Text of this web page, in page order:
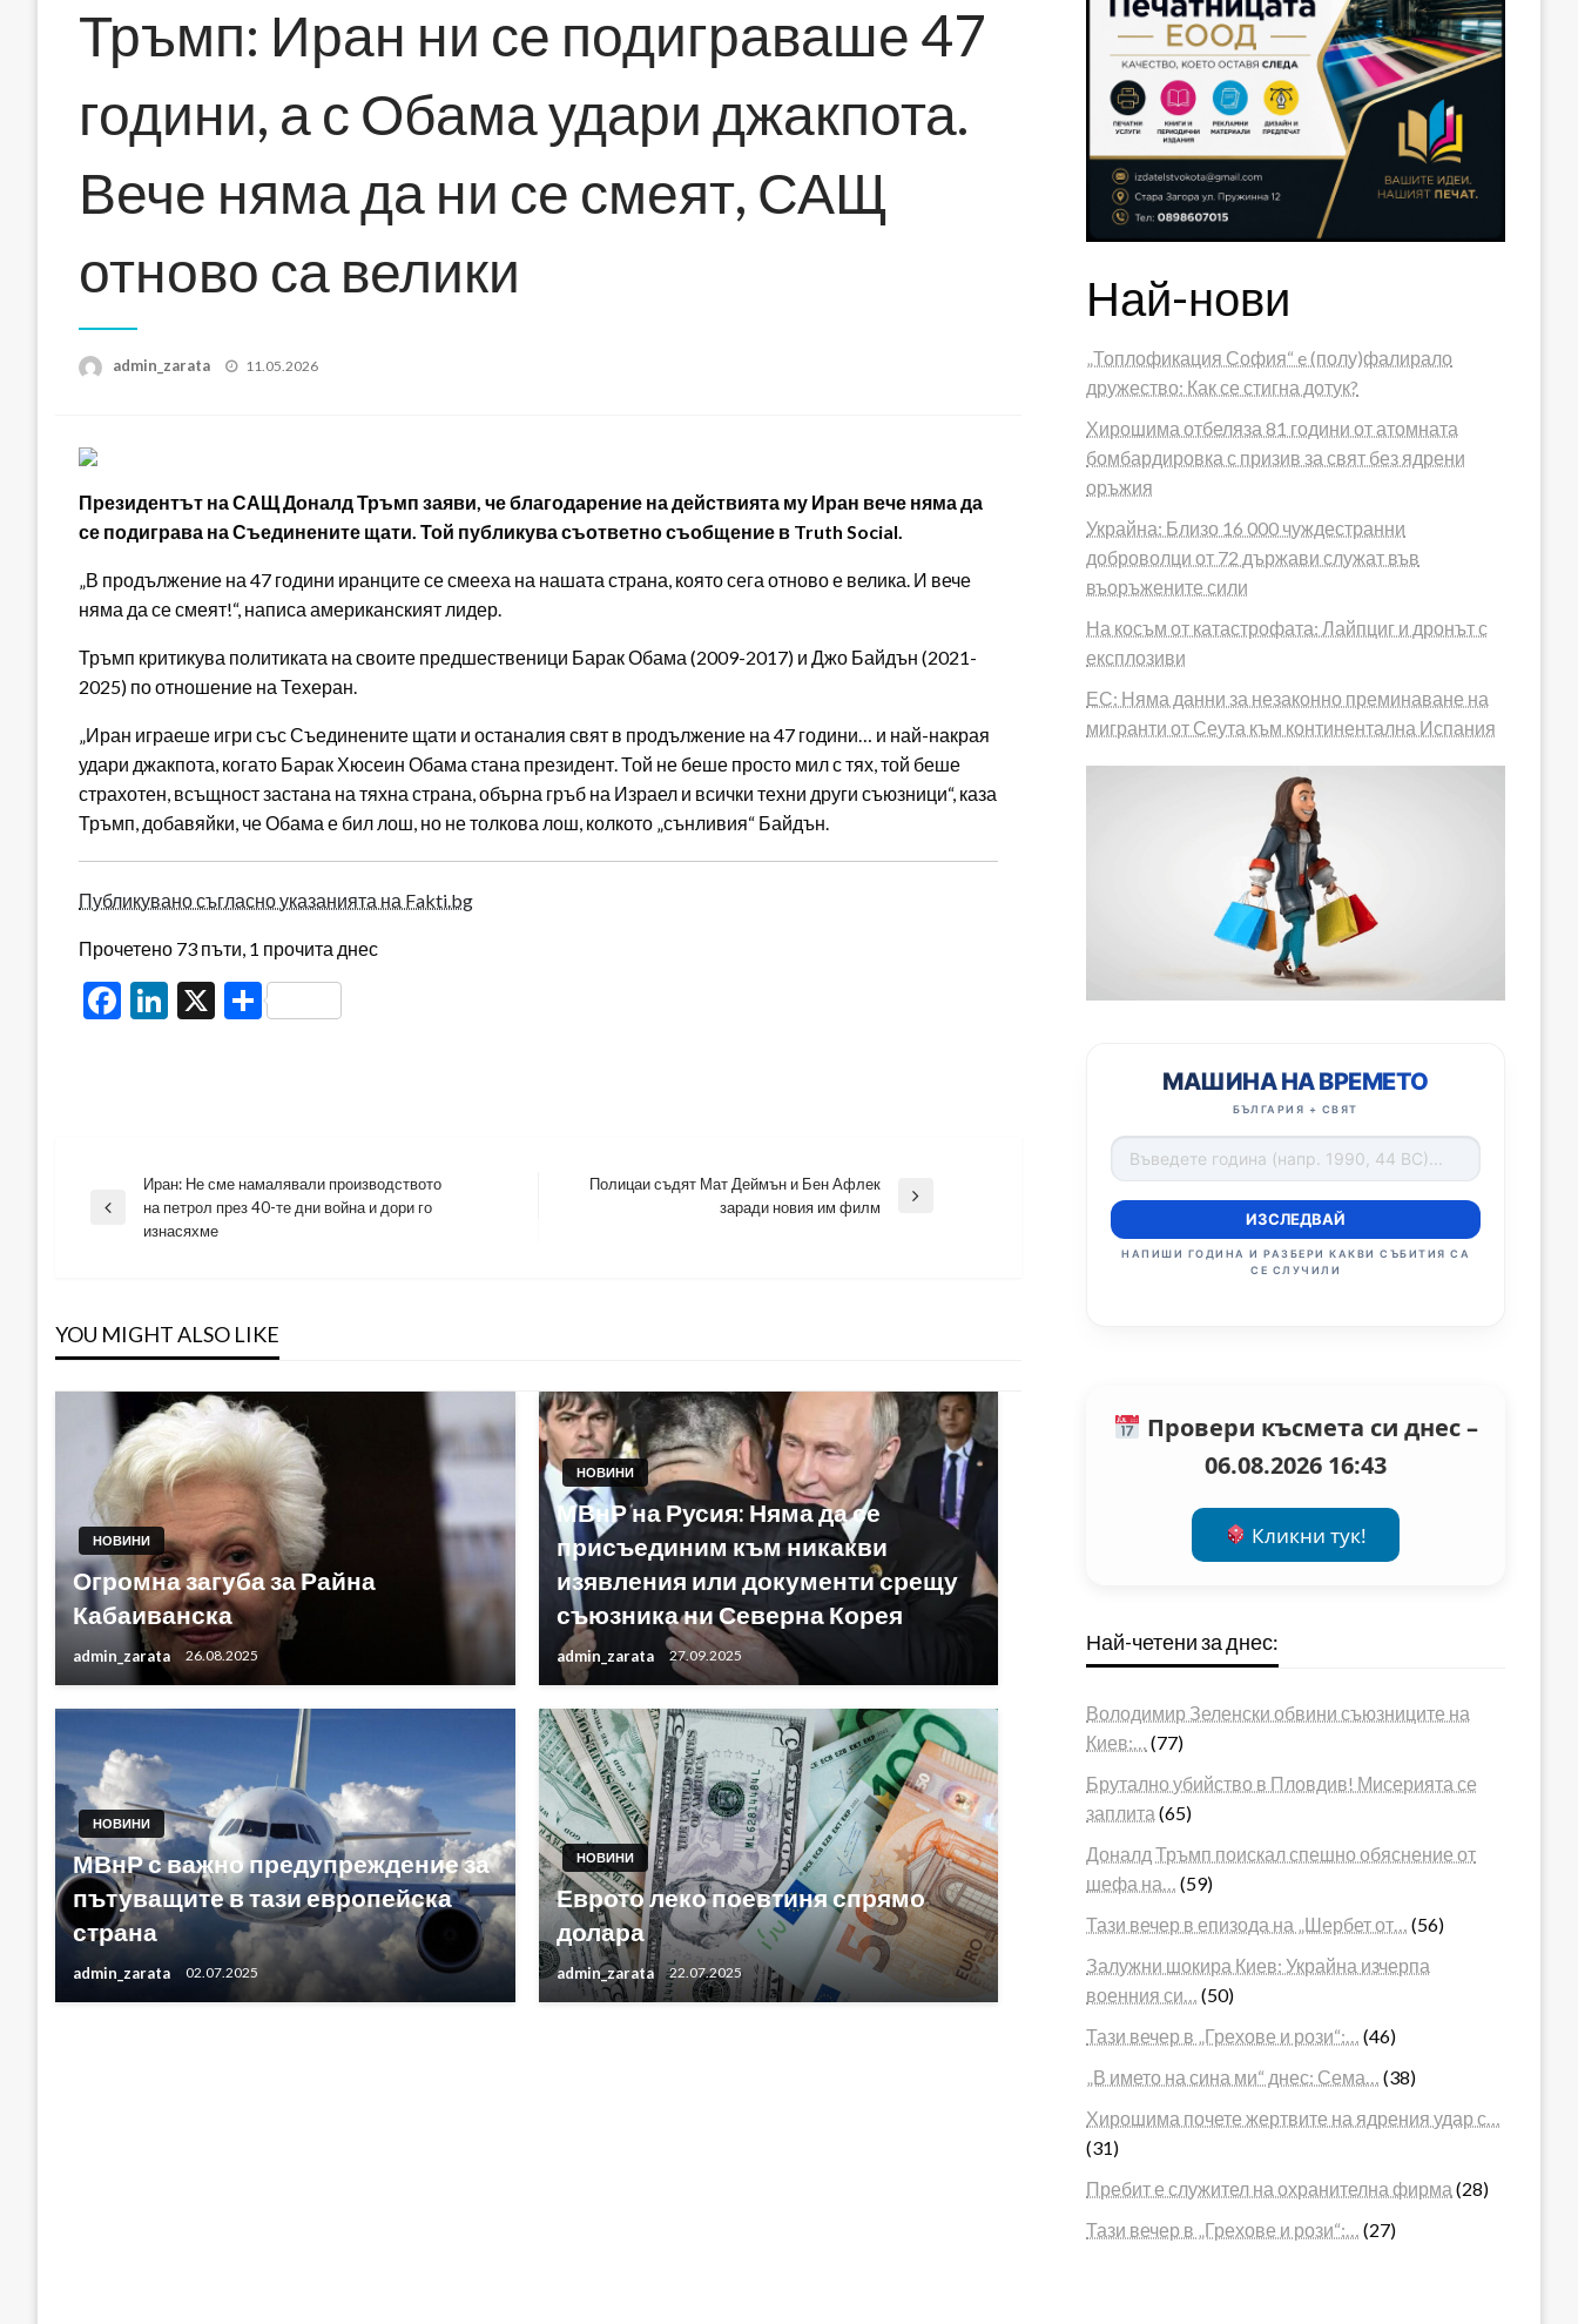
Тръмп: Иран ни се подиграваше 47
години, а с Обама удари джакпота.
Вече няма да ни се смеят, САЩ
отново са велики
admin_zarata
Posted
11.05.2026
Президентът на САЩ Доналд Тръмп заяви, че благодарение на действията му Иран вече няма да
се подиграва на Съединените щати. Той публикува съответно съобщение в Truth Social.
„В продължение на 47 години иранците се смееха на нашата страна, която сега отново е велика. И вече
няма да се смеят!“, написа американският лидер.
Тръмп критикува политиката на своите предшественици Барак Обама (2009-2017) и Джо Байдън (2021-
2025) по отношение на Техеран.
„Иран играеше игри със Съединените щати и останалия свят в продължение на 47 години… и най-накрая
удари джакпота, когато Барак Хюсеин Обама стана президент. Той не беше просто мил с тях, той беше
страхотен, всъщност застана на тяхна страна, обърна гръб на Израел и всички техни други съюзници“, каза
Тръмп, добавяйки, че Обама е бил лош, но не толкова лош, колкото „сънливия“ Байдън.
Публикувано съгласно указанията на Fakti.bg
Прочетено 73 пъти, 1 прочита днес
Facebook
LinkedIn
X Share
Навигация
Previous
Иран: Не сме намалявали производството
на петрол през 40-те дни война и дори го
изнасяхме
Полицаи съдят Мат Деймън и Бен Афлек
заради новия им филм
YOU MIGHT ALSO LIKE
НОВИНИ
Огромна загуба за Райна
Кабаиванска
admin_zarata 26.08.2025
НОВИНИ
МВнР на Русия: Няма да се
присъединим към никакви
изявления или документи срещу
съюзника ни Северна Корея
admin_zarata 27.09.2025
НОВИНИ
МВнР с важно предупреждение за
пътуващите в тази европейска
страна
admin_zarata 02.07.2025
НОВИНИ
Еврото леко поевтиня спрямо
долара
admin_zarata 22.07.2025
Най-нови
„Топлофикация София“ e (полу)фалирало
дружество: Как се стигна дотук?
Хирошима отбеляза 81 години от атомната
бомбардировка с призив за свят без ядрени
оръжия
Украйна: Близо 16 000 чуждестранни
доброволци от 72 държави служат във
въоръжените сили
На косъм от катастрофата: Лайпциг и дронът с
експлозиви
ЕС: Няма данни за незаконно преминаване на
мигранти от Сеута към континентална Испания
МАШИНА НА ВРЕМЕТО
БЪЛГАРИЯ + СВЯТ
ИЗСЛЕДВАЙ
НАПИШИ ГОДИНА И РАЗБЕРИ КАКВИ СЪБИТИЯ СА
СЕ СЛУЧИЛИ
Провери късмета си днес –
06.08.2026 16:43
Кликни тук!
Най-четени за днес:
Володимир Зеленски обвини съюзниците на
Киев:…
(77)
Брутално убийство в Пловдив! Мисерията се
заплита (65)
Доналд Тръмп поискал спешно обяснение от
шефа на…
(59)
Тази вечер в епизода на „Шербет от…
(56)
Залужни шокира Киев: Украйна изчерпа
военния си…
(50)
Тази вечер в „Грехове и рози“:…
(46)
„В името на сина ми“ днес: Сема…
(38)
Хирошима почете жертвите на ядрения удар с…
(31)
Пребит е служител на охранителна фирма (28)
Тази вечер в „Грехове и рози“:…
(27)